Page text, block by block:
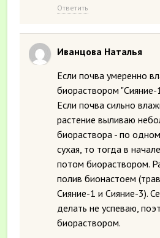
Ответить
Иванцова Наталья
Если почва умеренно
биораствором "Сияние-
Если почва сильно
растение выливаю
биораствора - по
сухая, то тогда в
потом биораствором.
полив бионастоем
Сияние-1 и Сияние-3).
делать не успеваю,
биораствором.